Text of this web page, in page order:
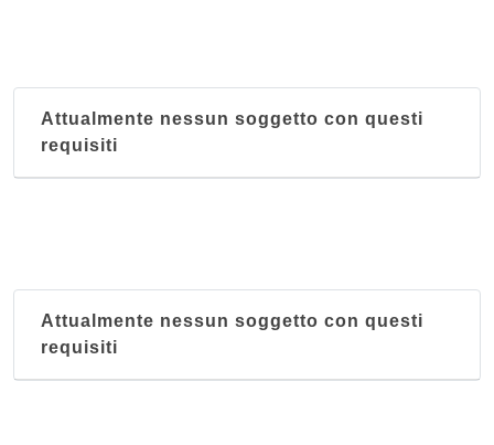
Attualmente nessun soggetto con questi
requisiti
Attualmente nessun soggetto con questi
requisiti